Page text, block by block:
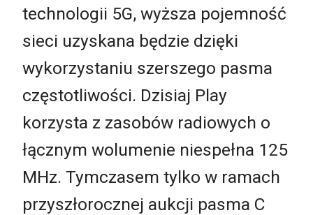
technologii 5G, wyższa pojemność
sieci uzyskana będzie dzięki
wykorzystaniu szerszego pasma
częstotliwości. Dzisiaj Play
korzysta z zasobów radiowych o
łącznym wolumenie niespełna 125
MHz. Tymczasem tylko w ramach
przyszłorocznej aukcji pasma C